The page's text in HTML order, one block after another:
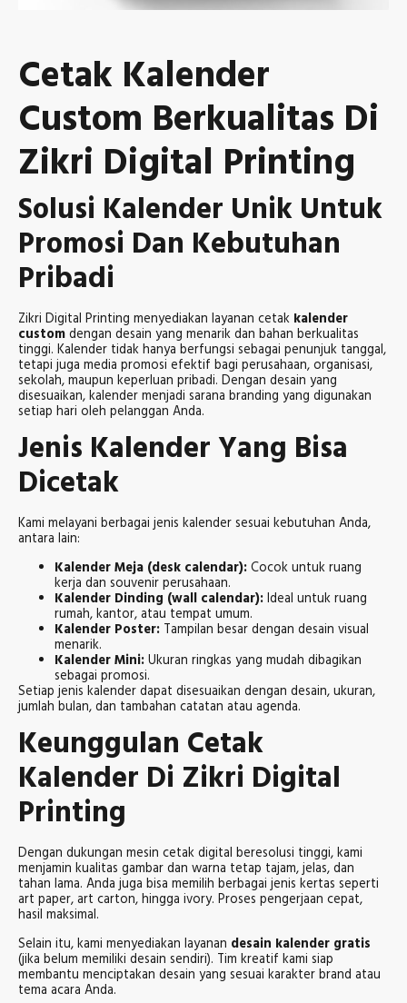
Cetak Kalender
Custom Berkualitas Di
Zikri Digital Printing
Solusi Kalender Unik Untuk
Promosi Dan Kebutuhan
Pribadi
Zikri Digital Printing menyediakan layanan cetak kalender
customdengan desain yang menarik dan bahan berkualitas
tinggi. Kalender tidak hanya berfungsi sebagai penunjuk tanggal,
tetapi juga media promosi efektif bagi perusahaan, organisasi,
sekolah, maupun keperluan pribadi. Dengan desain yang
disesuaikan, kalender menjadi sarana branding yang digunakan
setiap hari oleh pelanggan Anda.
Jenis Kalender Yang Bisa
Dicetak
Kami melayani berbagai jenis kalender sesuai kebutuhan Anda,
antara lain:
Kalender Meja (desk calendar):Cocok untuk ruang
kerja dan souvenir perusahaan.
Kalender Dinding (wall calendar):Ideal untuk ruang
rumah, kantor, atau tempat umum.
Kalender Poster: Tampilan besar dengan desain visual
menarik.
Kalender Mini:Ukuran ringkas yang mudah dibagikan
sebagai promosi.
Setiap jenis kalender dapat disesuaikan dengan desain, ukuran,
jumlah bulan, dan tambahan catatan atau agenda.
Keunggulan Cetak
Kalender Di Zikri Digital
Printing
Dengan dukungan mesin cetak digital beresolusi tinggi, kami
menjamin kualitas gambar dan warna tetap tajam, jelas, dan
tahan lama. Anda juga bisa memilih berbagai jenis kertas seperti
art paper, art carton, hingga ivory. Proses pengerjaan cepat,
hasil maksimal.
Selain itu, kami menyediakan layanan desain kalender gratis
(jika belum memiliki desain sendiri). Tim kreatif kami siap
membantu menciptakan desain yang sesuai karakter brand atau
tema acara Anda.